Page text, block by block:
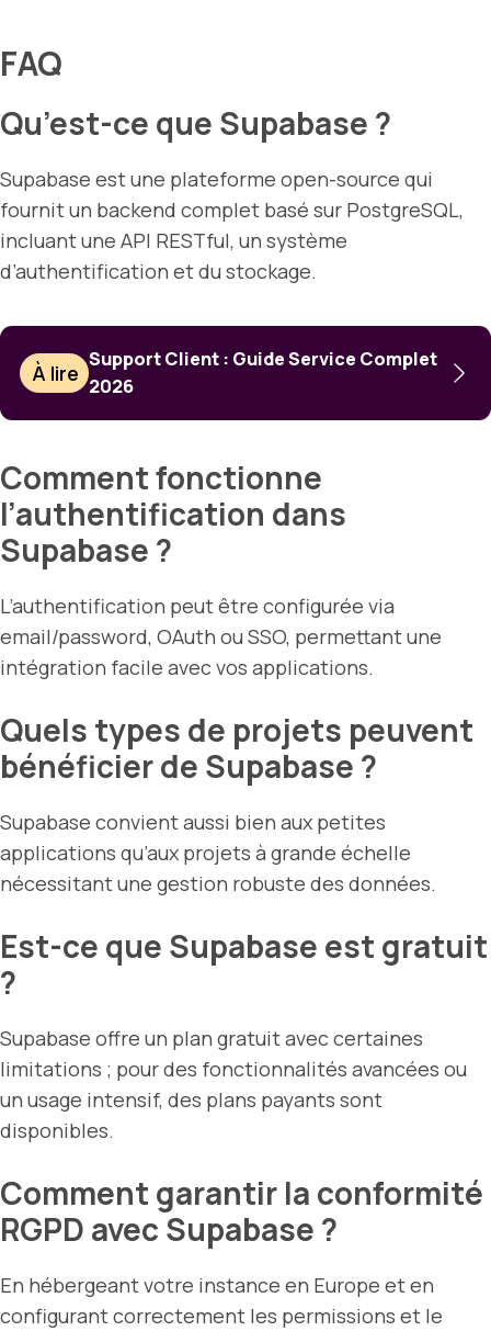
FAQ
Qu’est-ce que Supabase ?
Supabase est une plateforme open-source qui
fournit un backend complet basé sur PostgreSQL,
incluant une API RESTful, un système
d’authentification et du stockage.
À lire
Support Client : Guide Service Complet
2026
Comment fonctionne
l’authentification dans
Supabase ?
L’authentification peut être configurée via
email/password, OAuth ou SSO, permettant une
intégration facile avec vos applications.
Quels types de projets peuvent
bénéficier de Supabase ?
Supabase convient aussi bien aux petites
applications qu’aux projets à grande échelle
nécessitant une gestion robuste des données.
Est-ce que Supabase est gratuit
?
Supabase offre un plan gratuit avec certaines
limitations ; pour des fonctionnalités avancées ou
un usage intensif, des plans payants sont
disponibles.
Comment garantir la conformité
RGPD avec Supabase ?
En hébergeant votre instance en Europe et en
configurant correctement les permissions et le